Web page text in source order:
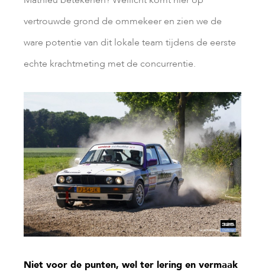
vertrouwde grond de ommekeer en zien we de
ware potentie van dit lokale team tijdens de eerste
echte krachtmeting met de concurrentie.
Niet voor de punten, wel ter lering en vermaak